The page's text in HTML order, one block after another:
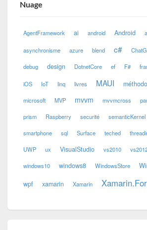
Nuage
AgentFramework ai android Android
asynchronisme azure blend c#
debug design DotnetCore ef F#
iOS IoT linq livres MAUI
microsoft MVP mvvm mvvmcross
prism Raspberry securité semanticKernel
smartphone sql Surface teched
UWP ux VisualStudio vs2010
windows10 windows8 WindowsStore
wpf xamarin Xamarin